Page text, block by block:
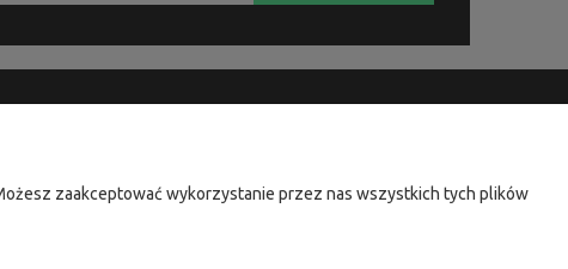
80-299 Gdańsk
zaakceptować wykorzystanie przez nas wszystkich tych plików